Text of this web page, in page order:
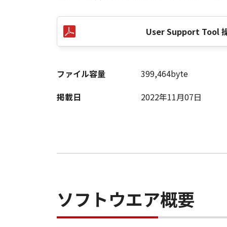
User Support Tool
ファイル容量
399,464byte
掲載日
2022年11月07日
ソフトウエア概要